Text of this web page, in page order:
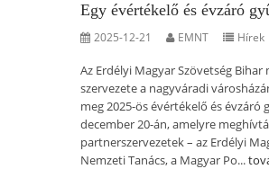
Egy évértékelő és évzáró
2025-12-21 EMNT Hírek
Az Erdélyi Magyar Szövetség Bihar
szervezete a nagyváradi
meg 2025-ös évértékelő és évzáró
december 20-án, amelyre
partnerszervezetek – az Erdélyi
Nemzeti Tanács, a Magyar Po...